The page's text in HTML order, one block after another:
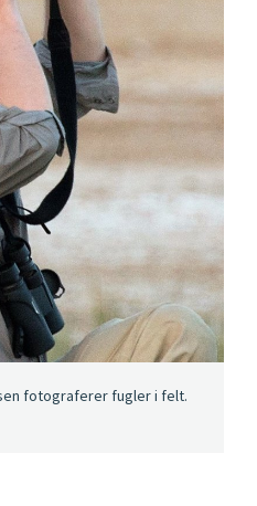
fotograferer fugler i felt.